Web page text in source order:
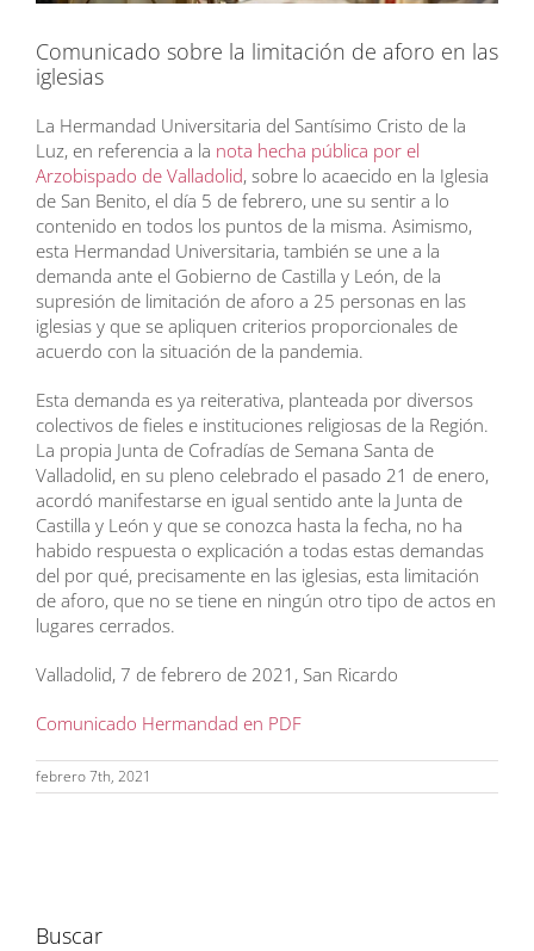
Comunicado sobre la limitación de aforo en las
iglesias
La Hermandad Universitaria del Santísimo Cristo de la
Luz, en referencia a la nota hecha pública por el
Arzobispado de Valladolid, sobre lo acaecido en la Iglesia
de San Benito, el día 5 de febrero, une su sentir a lo
contenido en todos los puntos de la misma. Asimismo,
esta Hermandad Universitaria, también se une a la
demanda ante el Gobierno de Castilla y León, de la
supresión de limitación de aforo a 25 personas en las
iglesias y que se apliquen criterios proporcionales de
acuerdo con la situación de la pandemia.
Esta demanda es ya reiterativa, planteada por diversos
colectivos de fieles e instituciones religiosas de la Región.
La propia Junta de Cofradías de Semana Santa de
Valladolid, en su pleno celebrado el pasado 21 de enero,
acordó manifestarse en igual sentido ante la Junta de
Castilla y León y que se conozca hasta la fecha, no ha
habido respuesta o explicación a todas estas demandas
del por qué, precisamente en las iglesias, esta limitación
de aforo, que no se tiene en ningún otro tipo de actos en
lugares cerrados.
Valladolid, 7 de febrero de 2021, San Ricardo
Comunicado Hermandad en PDF
febrero 7th, 2021
Buscar